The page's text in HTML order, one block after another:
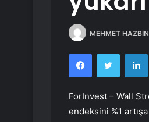
MEHMET
FacebookTwitter
ForInvest – Wall
endeksini %1